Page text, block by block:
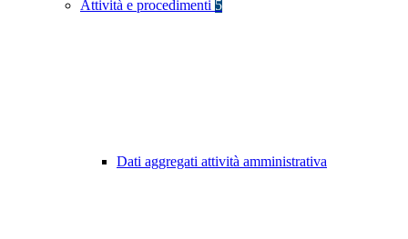
Attività e procedimenti 5
Dati aggregati attività amministrativa